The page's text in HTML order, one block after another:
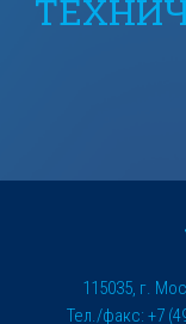
115035, г.
Тел./факс: +7